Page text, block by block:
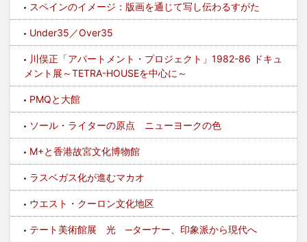
スペインのイメージ：版画を通じて写し伝わるすがた
Under35／Over35
川俣正「アパートメント・プロジェクト」1982-86 ドキュ
メント展～TETRA-HOUSEを中心に～
PMQと大館
ソール・ライターの原点 ニューヨークの色
M+と香港故宮文化博物館
ラスベガス化が進むマカオ
ウエスト・クーロン文化地区
テート美術館展 光 ─ターナー、印象派から現代へ